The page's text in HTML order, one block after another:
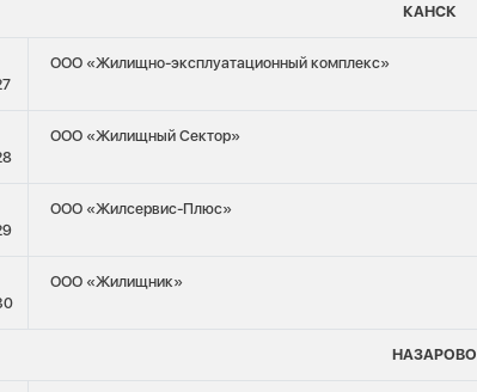
КАНСК
ООО «Жилищно-эксплуатационный комплекс»
ООО «Жилищный Сектор»
ООО «Жилсервис-Плюс»
ООО «Жилищник»
НАЗАРОВО